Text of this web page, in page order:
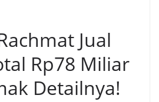
Jual
Rp78 Miliar
Detailnya!